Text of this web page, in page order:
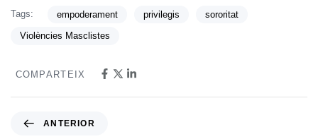
Tags: empoderament privilegis sororitat
Violències Masclistes
COMPARTEIX
ANTERIOR